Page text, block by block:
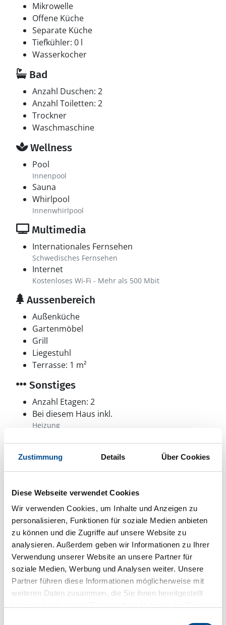
Zustimmung Details Über Cookies
Diese Webseite verwendet Cookies
Wir verwenden Cookies, um Inhalte und Anzeigen zu
personalisieren, Funktionen für soziale Medien anbieten
zu können und die Zugriffe auf unsere Website zu
analysieren. Außerdem geben wir Informationen zu Ihrer
Verwendung unserer Website an unsere Partner für
soziale Medien, Werbung und Analysen weiter. Unsere
Partner führen diese Informationen möglicherweise mit
weiteren Daten zusammen, die Sie ihnen bereitgestellt
Mikrowelle
Offene Küche
Separate Küche
Tiefkühler: 0 l
Wasserkocher
Bad
Anzahl Duschen: 2
Anzahl Toiletten: 2
Trockner
Waschmaschine
Wellness
Pool
Innenpool
Sauna
Whirlpool
Innenwhirlpool
Multimedia
Internationales Fernsehen
Schwedisches Fernsehen
Internet
Kostenloses Wi-Fi - Mehr als 500 Mbit
Aussenbereich
Außenküche
Gartenmöbel
Grill
Liegestuhl
Terrasse: 1 m²
Sonstiges
Anzahl Etagen: 2
Bei diesem Haus inkl.
Heizung
Wasser
Besonderheiten
Badehaus ab 2027 350€/Woche (Juni-Okt.).
30€/Pers.
Kinderhochstuhl
Das Aufladen von Elektroautos ist nicht
erlaubt
Neben- und Verbrauchskosten
Die aktuellen Verbrauchskosten finden Sie im
nächsten Schritt im Buchungsformular.